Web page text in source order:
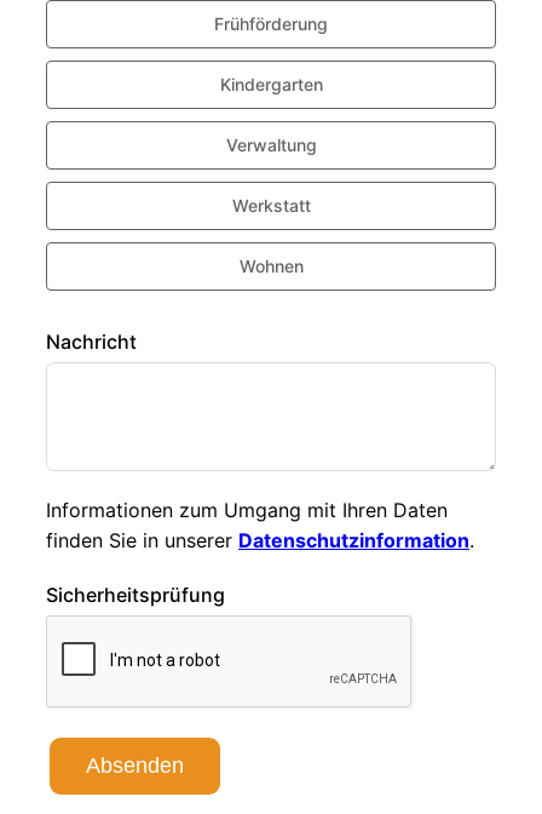
Frühförderung
Kindergarten
Verwaltung
Werkstatt
Wohnen
Nachricht
Informationen zum Umgang mit Ihren Daten
finden Sie in unserer Datenschutzinformation.
Sicherheitsprüfung
Absenden